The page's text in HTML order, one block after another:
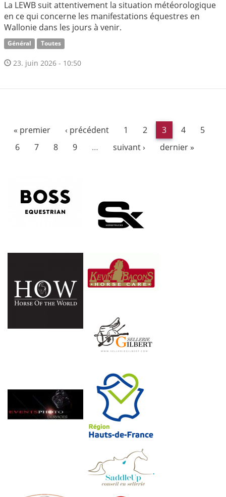
La LEWB suit attentivement la situation météorologique
en ce qui concerne les manifestations équestres en
Wallonie dans les jours à venir.
Général Toutes
23. juin 2026 - 10:50
« premier ‹ précédent 1 2 3 4
5
6
7 8 9 … suivant › dernier »